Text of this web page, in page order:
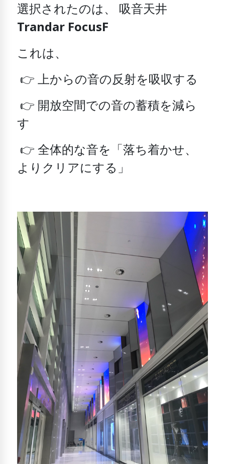
選択されたのは、
吸音天井
Trandar FocusF
これは、
👉 上からの音の反射を吸収する
👉 開放空間での音の蓄積を減ら
す
👉 全体的な音を「落ち着かせ、
よりクリアにする」